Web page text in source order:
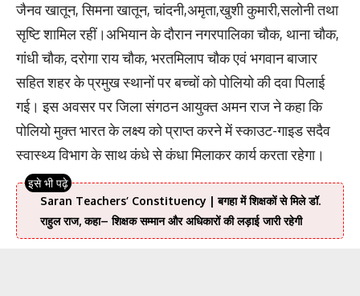
जैनव खातून, सिमना खातून, चांदनी,अमृता,खुशी कुमारी,सलोनी तथा
सृष्टि शामिल रहीं।अभियान के दौरान नगरपालिका चौक, थाना चौक,
गांधी चौक, दरोगा राय चौक, भरतमिलाप चौक एवं भगवान बाजार
सहित शहर के प्रमुख स्थानों पर बच्चों को पोलियो की दवा पिलाई
गई। इस अवसर पर जिला संगठन आयुक्त अमन राज ने कहा कि
पोलियो मुक्त भारत के लक्ष्य को प्राप्त करने में स्काउट-गाइड सदैव
स्वास्थ्य विभाग के साथ कंधे से कंधा मिलाकर कार्य करता रहेगा।
Saran Teachers’ Constituency | बगहा में शिक्षकों से मिले डॉ.
राहुल राज, कहा– शिक्षक सम्मान और अधिकारों की लड़ाई जारी रहेगी